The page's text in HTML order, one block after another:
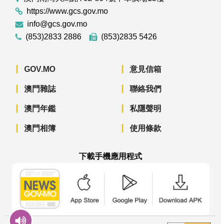
https://www.gcs.gov.mo
info@gcs.gov.mo
(853)2833 2886
(853)2835 5426
GOV.MO
澳門雜誌
澳門年鑑
澳門相簿
意見信箱
聯絡我們
私隱聲明
使用條款
下載手機應用程式